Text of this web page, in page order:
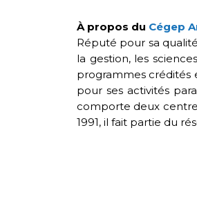
À propos du Cégep
Réputé pour sa
la gestion, les
programmes crédités
pour ses activités
comporte deux
1991, il fait partie du